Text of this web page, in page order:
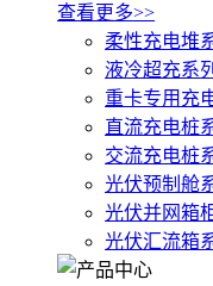
查看更多>>
柔性充电堆
液冷超充系列
重卡专用充
直流充电桩
交流充电桩
光伏预制舱
光伏并网箱
光伏汇流箱